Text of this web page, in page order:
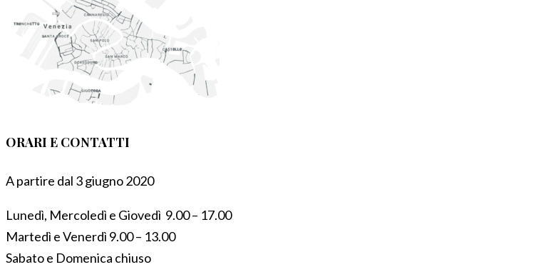
ORARI E CONTATTI
A partire dal 3 giugno 2020
Lunedì, Mercoledì e Giovedì 9.00 – 17.00
Martedì e Venerdì 9.00 – 13.00
Sabato e Domenica chiuso